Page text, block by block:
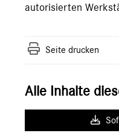
autorisierten
Seite drucken
Alle Inhalte